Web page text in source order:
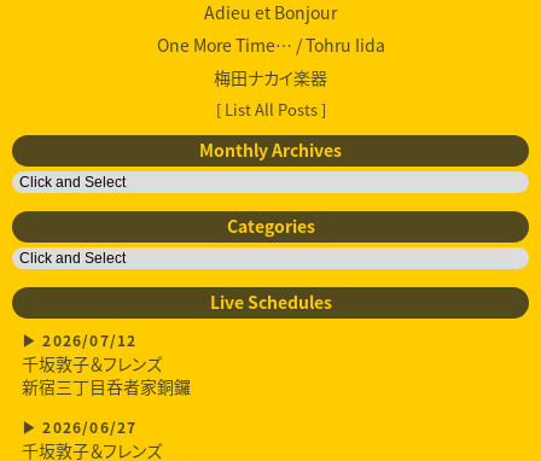
Adieu et Bonjour
One More Time… / Tohru Iida
梅田ナカイ楽器
[ List All Posts ]
Monthly Archives
Categories
Live Schedules
2026/07/12
千坂敦子＆フレンズ
新宿三丁目呑者家銅鑼
2026/06/27
千坂敦子＆フレンズ